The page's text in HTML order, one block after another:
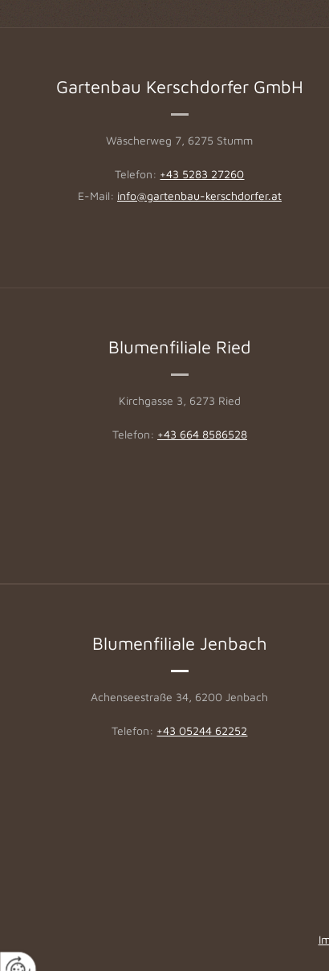
Gartenbau Kerschdorfer GmbH
Wäscherweg 7 6275 Stumm
Telefon: +43 5283 27260
E-Mail: info@gartenbau-kerschdorfer.at
Blumenfiliale Ried
Kirchgasse 3, 6273 Ried
Telefon: +43 664 8586528
Blumenfiliale Jenbach
Achenseestraße 34, 6200 Jenbach
Telefon: +43 05244 62252